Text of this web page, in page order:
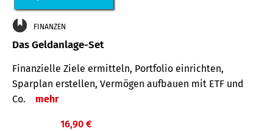
FINANZEN
Das Geldanlage-Set
Finanzielle Ziele ermitteln, Portfolio einrichten,
Sparplan erstellen, Vermögen aufbauen mit ETF und
Co.
mehr
16,90 €